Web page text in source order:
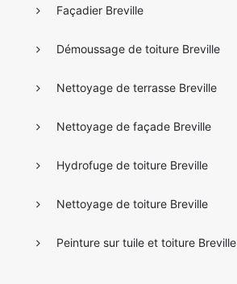
Façadier Breville
Démoussage de toiture Breville
Nettoyage de terrasse Breville
Nettoyage de façade Breville
Hydrofuge de toiture Breville
Nettoyage de toiture Breville
Peinture sur tuile et toiture Breville